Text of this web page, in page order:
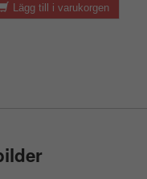
Lägg till i varukorgen